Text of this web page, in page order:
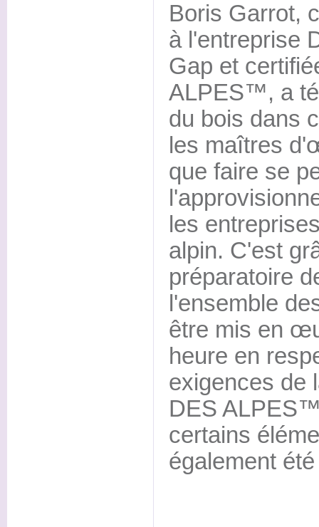
Boris Garrot,
à l'entreprise
Gap et
ALPES™, a
du bois dans
les maîtres
que faire se
les
alpin. C'est
préparatoire
l'ensemble
être mis en
heure en
exigences de
DES
certains
également